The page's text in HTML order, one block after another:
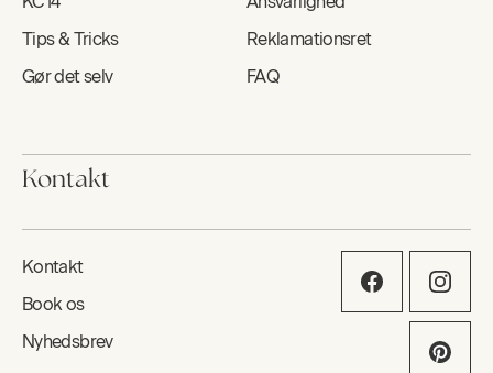
Tips & Tricks
Gør det selv
Reklamationsret
FAQ
Kontakt
Kontakt
Book os
Nyhedsbrev